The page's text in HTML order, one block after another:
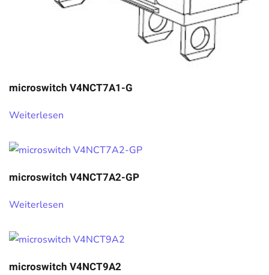
microswitch V4NCT7A1-G
Weiterlesen
microswitch V4NCT7A2-GP
Weiterlesen
microswitch V4NCT9A2